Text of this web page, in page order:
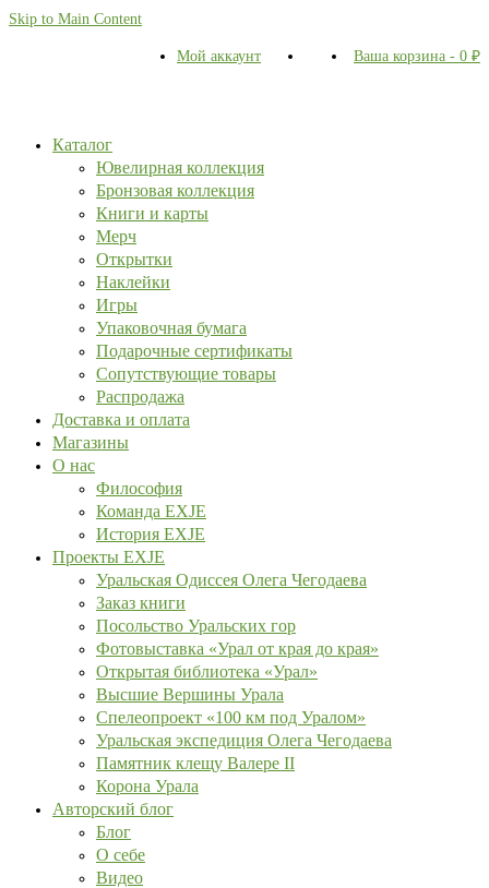
Skip to Main Content
Мой аккаунт Ваша корзина - 0 ₽
Каталог
Ювелирная коллекция
Бронзовая коллекция
Книги и карты
Мерч
Открытки
Наклейки
Игры
Упаковочная бумага
Подарочные сертификаты
Сопутствующие товары
Распродажа
Доставка и оплата
Магазины
О нас
Философия
Команда EXJE
История EXJE
Проекты EXJE
Уральская Одиссея Олега Чегодаева
Заказ книги
Посольство Уральских гор
Фотовыставка «Урал от края до края»
Открытая библиотека «Урал»
Высшие Вершины Урала
Спелеопроект «100 км под Уралом»
Уральская экспедиция Олега Чегодаева
Памятник клещу Валере II
Корона Урала
Авторский блог
Блог
О себе
Видео